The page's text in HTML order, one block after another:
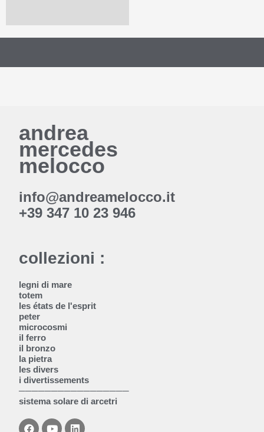
andrea
mercedes
melocco
info@andreamelocco.it
+39 347 10 23 946
collezioni :
legni di mare
totem
les états de l'esprit
peter
microcosmi
il ferro
il bronzo
la pietra
les divers
i divertissements
─────────────────
sistema solare di arcetri
F
Y
L